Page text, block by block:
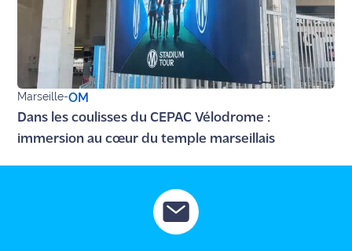
Marseille-OM
Dans les coulisses du CEPAC Vélodrome :
immersion au cœur du temple marseillais